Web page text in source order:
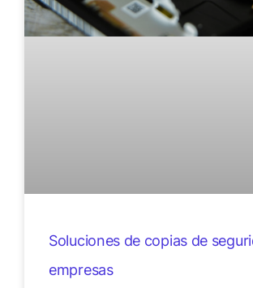
Soluciones de copias de
empresas